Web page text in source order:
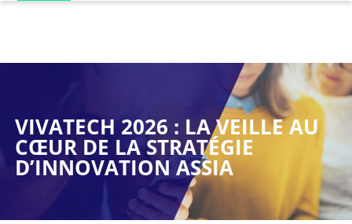
VIVATECH 2026 : LA VEILLE AU
CŒUR DE LA STRATÉGIE
D’INNOVATION ASSIA